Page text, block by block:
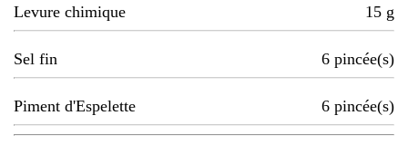
Levure chimique 15 g
Sel fin 6 pincée(s)
Piment d'Espelette 6 pincée(s)